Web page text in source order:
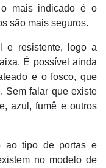
mais indicado é o
são mais seguros.
e resistente, logo a
É possível ainda
e o fosco, que
Sem falar que existe
azul, fumê e outros
ao tipo de portas e
no modelo de